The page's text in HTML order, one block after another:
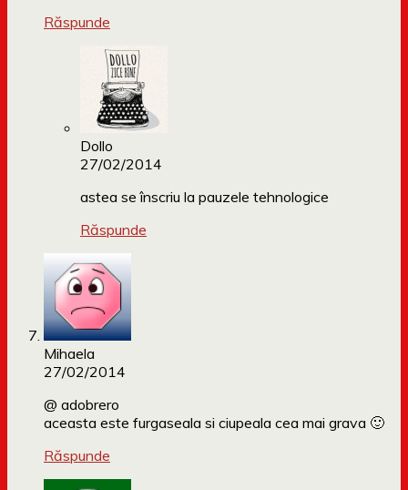
Răspunde
Dollo
27/02/2014
astea se înscriu la pauzele tehnologice
Răspunde
Mihaela
27/02/2014
@ adobrero
aceasta este furgaseala si ciupeala cea mai grava 🙂
Răspunde